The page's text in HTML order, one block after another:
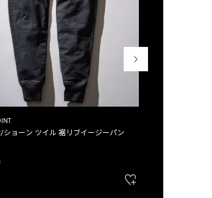
ショーン ツイル 裾リブイージーパン